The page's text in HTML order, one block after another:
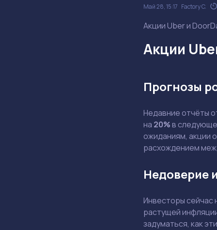
Май 28, 15:17 Factory C.
Акции Uber и
Акции
Прогнозы
Недавние отчёты
на 20%в
ожиданиям, акции
расхождением
Недоверие
Инвесторы сейчас
растущей
задуматься, как